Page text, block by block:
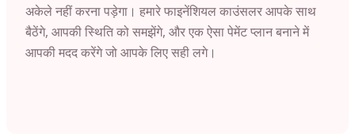
अकेले नहीं करना पड़ेगा। हमारे फाइनेंशियल काउंसलर आपके साथ
बैठेंगे, आपकी स्थिति को समझेंगे, और एक ऐसा पेमेंट प्लान बनाने में
आपकी मदद करेंगे जो आपके लिए सही लगे।